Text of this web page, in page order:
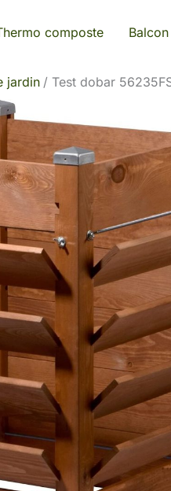
composte Balcon
jardin Test dobar